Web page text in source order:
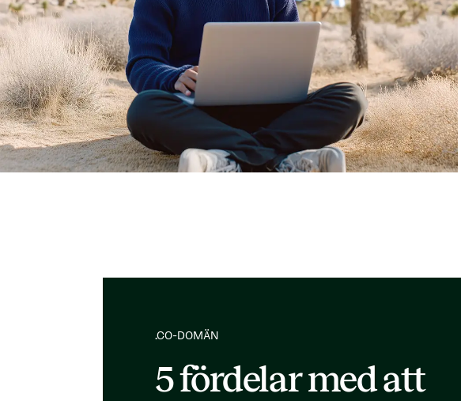
.CO-DOMÄN
5 fördelar med att